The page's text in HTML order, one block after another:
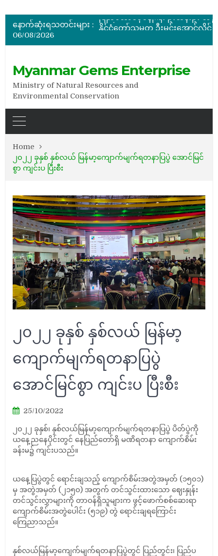
နောက်ဆုံးရသတင်းများ :
အိတ်ဖွင့်တင်ဒါခေါ်ယူခြင်း
06/08/2026
Myanmar Gems Enterprise
Ministry of Natural Resources and
Environmental Conservation
Home
၂၀၂၂ ခုနှစ် နှစ်လယ် မြန်မာ့ကျောက်မျက်ရတနာပြပွဲ အောင်မြင်
စွာ ကျင်းပ ပြီးစီး
၂၀၂၂ ခုနှစ် နှစ်လယ် မြန်မာ့
ကျောက်မျက်ရတနာပြပွဲ
အောင်မြင်စွာ ကျင်းပ ပြီးစီး
25/10/2022
၂၀၂၂ ခုနှစ်၊ နှစ်လယ်မြန်မာ့ကျောက်မျက်ရတနာပြပွဲ ပိတ်ပွဲကို
ယနေ့ညနေပိုင်းတွင် နေပြည်တော်ရှိ မဏိရတနာ ကျောက်စိမ်း
ခန်းမ၌ ကျင်းပသည်။
ယနေ့ပြပွဲတွင် ရောင်းချသည့် ကျောက်စိမ်းအတွဲအမှတ် (၁၅၀၁)
မှ အတွဲအမှတ် (၂၁၅၀) အတွက် တင်သွင်းထားသော ဈေးနှုန်း
တင်သွင်းလွှာများကို တာဝန်ရှိသူများက ဖွင့်ဖောက်စစ်ဆေးရာ
ကျောက်စိမ်းအတွဲပေါင်း (၅၁၉) တွဲ ရောင်းချရကြောင်း
ကြေညာသည်။
နှစ်လယ်မြန်မာ့ကျေက်မျက်ရတနာပြပွဲတွင် ပြည်တွင်း၊ ပြည်ပ